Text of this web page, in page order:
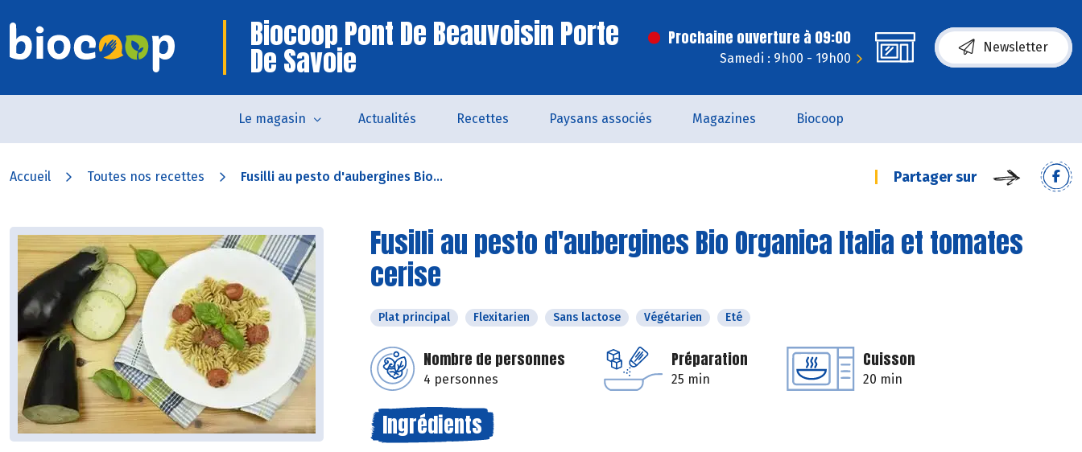
Biocoop Pont De Beauvoisin Porte
De Savoie
Prochaine ouverture à 09:00
Samedi : 9h00 - 19h00
Newsletter
Le magasin Actualités Recettes Paysans associés Magazines Biocoop
Accueil Toutes nos recettes Fusilli au pesto d'aubergines Bio... Partager sur
Fusilli au pesto d'aubergines Bio Organica Italia et tomates
cerise
Plat principal Flexitarien Sans lactose Végétarien Eté
Nombre de personnes
4 personnes
Préparation
25 min
Cuisson
20 min
Ingrédients